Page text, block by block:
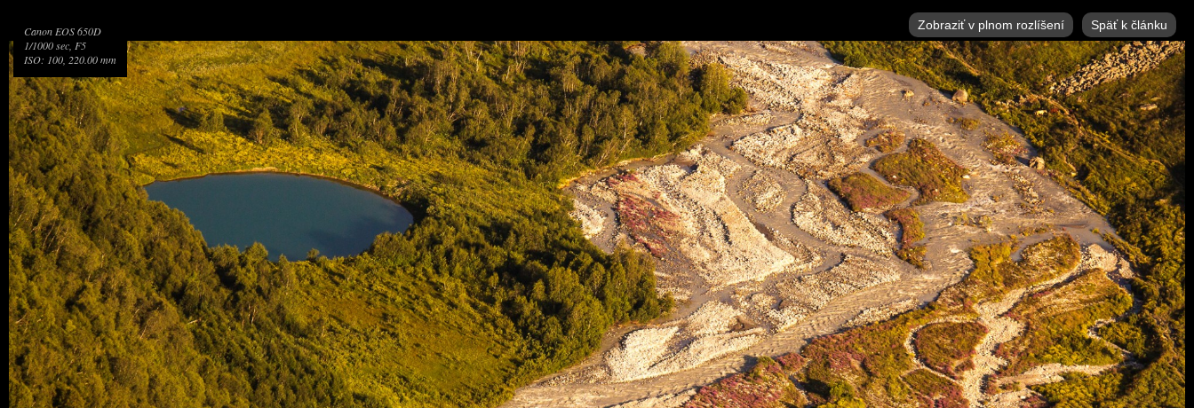
Zobraziť v plnom rozlíšení Späť k článku
Canon EOS 650D
1/1000 sec, F5
ISO: 100, 220.00 mm